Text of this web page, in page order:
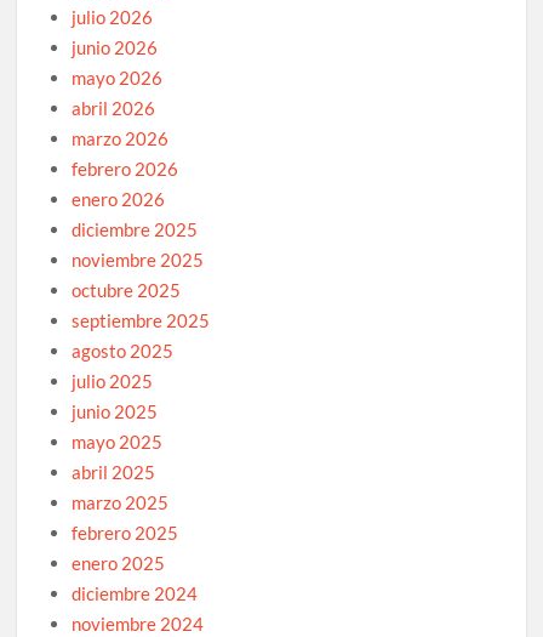
julio 2026
junio 2026
mayo 2026
abril 2026
marzo 2026
febrero 2026
enero 2026
diciembre 2025
noviembre 2025
octubre 2025
septiembre 2025
agosto 2025
julio 2025
junio 2025
mayo 2025
abril 2025
marzo 2025
febrero 2025
enero 2025
diciembre 2024
noviembre 2024